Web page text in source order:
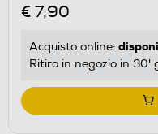
€ 7,90
Acquisto online:
Ritiro in negozio in 30'